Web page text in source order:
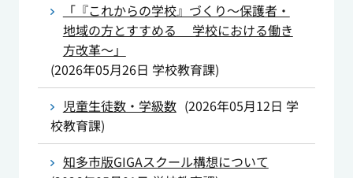
「『これからの学校』づくり～保護者・
地域の方とすすめる 学校における働き
方改革～」
(2026年05月26日 学校教育課)
児童生徒数・学級数 (2026年05月12日 学
校教育課)
知多市版GIGAスクール構想について